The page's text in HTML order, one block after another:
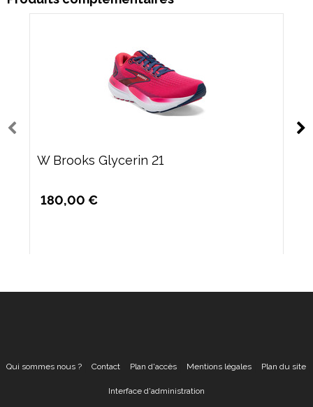
W Brooks Glycerin 21
180,00 €
Qui sommes nous ? Contact Plan d'accès Mentions légales Plan du site
Interface d'administration